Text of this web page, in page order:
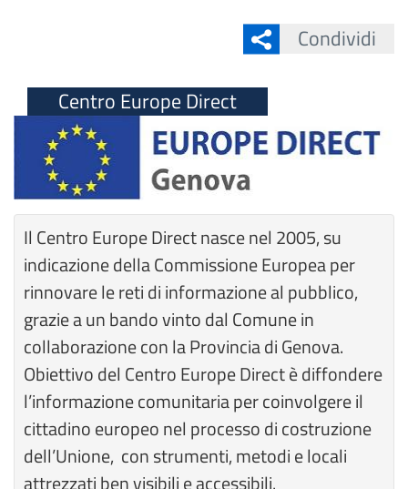
Condividi
Centro Europe Direct
Il Centro Europe Direct nasce nel 2005, su
indicazione della Commissione Europea per
rinnovare le reti di informazione al pubblico,
grazie a un bando vinto dal Comune in
collaborazione con la Provincia di Genova.
Obiettivo del Centro Europe Direct è diffondere
l’informazione comunitaria per coinvolgere il
cittadino europeo nel processo di costruzione
dell’Unione, con strumenti, metodi e locali
attrezzati ben visibili e accessibili.